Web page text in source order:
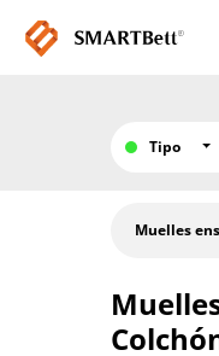
Tipo
Muelles